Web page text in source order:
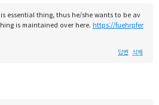
essential thing, thus he/she wants to be av
is maintained over here. https://fuehrpfer
답변 삭제